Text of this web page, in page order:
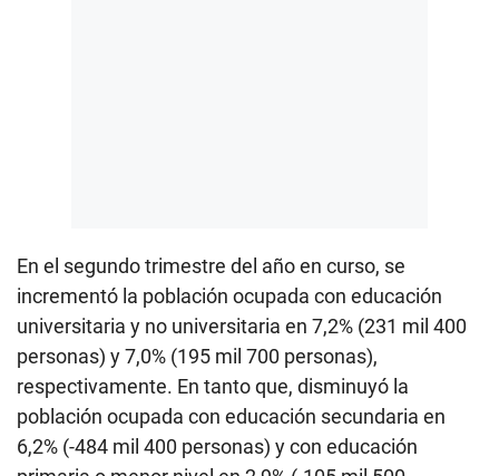
En el segundo trimestre del año en curso, se
incrementó la población ocupada con educación
universitaria y no universitaria en 7,2% (231 mil 400
personas) y 7,0% (195 mil 700 personas),
respectivamente. En tanto que, disminuyó la
población ocupada con educación secundaria en
6,2% (-484 mil 400 personas) y con educación